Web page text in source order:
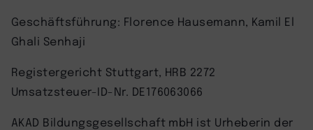
Geschäftsführung: Florence Hausemann, Kamil El
Ghali Senhaji
Registergericht Stuttgart, HRB 2272
Umsatzsteuer-ID-Nr. DE176063066
AKAD Bildungsgesellschaft mbH ist Urheberin der